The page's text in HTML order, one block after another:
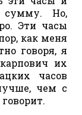
сумму. Но,
Эти часы
как меня
говоря, я
их
часов
чем с